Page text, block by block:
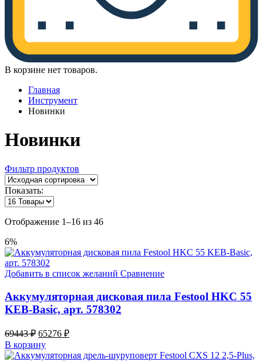
В корзине нет товаров.
Главная
Инструмент
Новинки
Новинки
Фильтр продуктов
Показать:
Отображение 1–16 из 46
6%
Добавить в список желаний Сравнение
Аккумуляторная дисковая пила Festool HKC 55
KEB-Basic, арт. 578302
69443₽ Original
price
was:
65276 ₽Current
is:
В корзину